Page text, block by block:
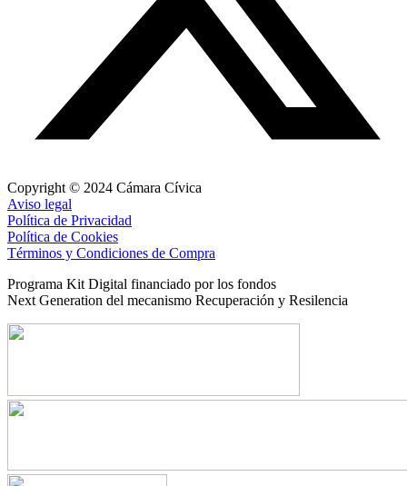
Copyright © 2024 Cámara Cívica
Aviso legal
Política de Privacidad
Política de Cookies
Términos y Condiciones de Compra
Programa Kit Digital financiado por los fondos
Next Generation del mecanismo Recuperación y Resilencia